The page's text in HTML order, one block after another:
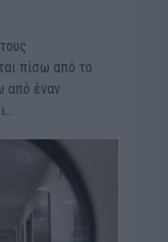
πίσω από το
από έναν